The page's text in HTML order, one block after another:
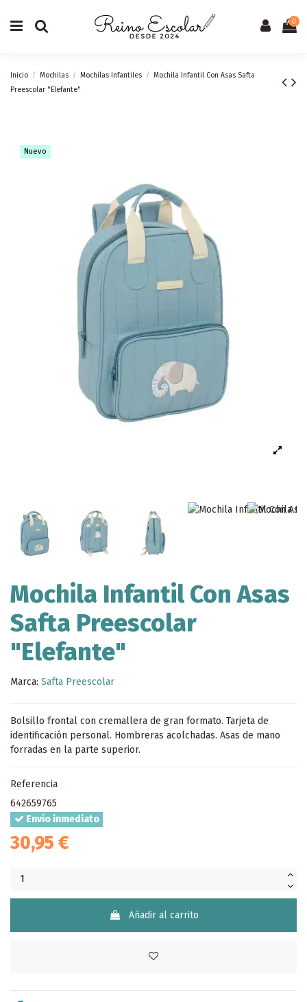
0
Inicio Mochilas Mochilas Infantiles
Mochila Infantil Con Asas Safta
Preescolar "Elefante"
Nuevo
Mochila Infantil Con Asas
Safta Preescolar
"Elefante"
Marca: Safta Preescolar
Bolsillo frontal con cremallera de gran formato. Tarjeta de
identificación personal. Hombreras acolchadas. Asas de mano
forradas en la parte superior.
Referencia
642659765
Envío inmediato
30,95 €
Añadir al carrito